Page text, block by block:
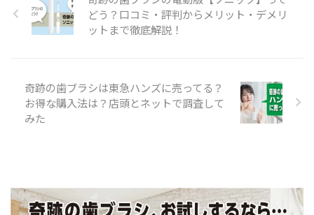
どう？口コミ・評判からメリット・デメリ
ットまで徹底解説！
奇跡の歯ブラシは東急ハンズに売ってる？
お得な購入法は？店頭とネットで調査して
みた